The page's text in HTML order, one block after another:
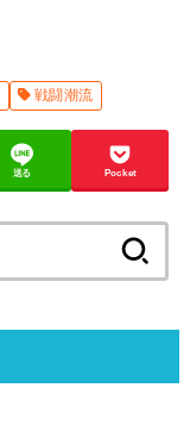
戦闘潮流
送る Pocket